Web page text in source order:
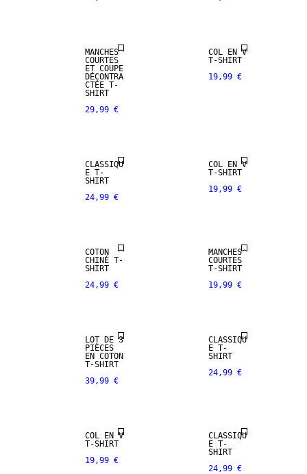
MANCHES
COURTES
ET COUPE
DÉCONTRA
CTÉE T-
SHIRT
29,99 €
COL EN V
T-SHIRT
19,99 €
CLASSIQU
E T-
SHIRT
24,99 €
COL EN V
T-SHIRT
19,99 €
COTON
CHINÉ T-
SHIRT
24,99 €
MANCHES
COURTES
T-SHIRT
19,99 €
LOT DE 3
PIÈCES
EN COTON
T-SHIRT
39,99 €
CLASSIQU
E T-
SHIRT
24,99 €
COL EN V
T-SHIRT
19,99 €
CLASSIQU
E T-
SHIRT
24,99 €